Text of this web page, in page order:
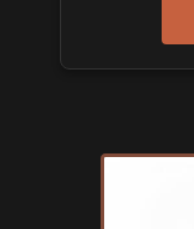
SALONS &